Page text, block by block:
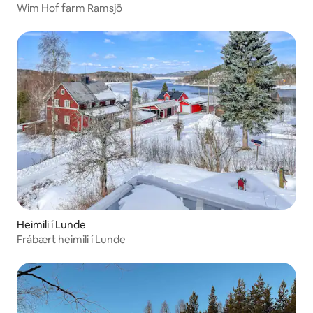
Wim Hof farm Ramsjö
Heimili í Lunde
Frábært heimili í Lunde